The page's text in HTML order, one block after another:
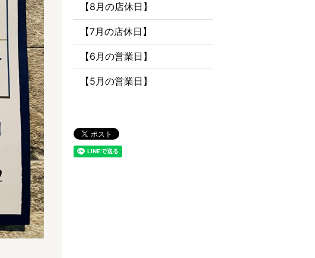
【8月の店休日】
【7月の店休日】
【6月の営業日】
【5月の営業日】